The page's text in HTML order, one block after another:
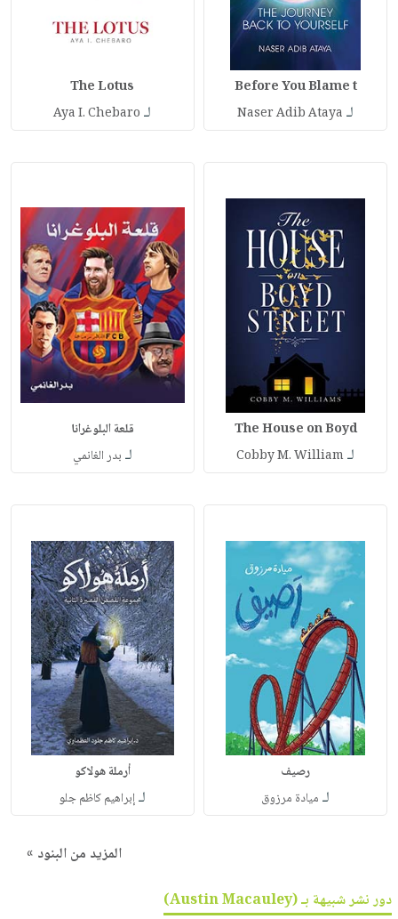
Before You Blame t
لـ Naser Adib Ataya
The Lotus
لـ Aya I. Chebaro
The House on Boyd
لـCobby M. William
قلعة البلوغرانا
لـ بدر الغانمي
رصيف
لـ ميادة مرزوق
أرملة هولاكو
لـإبراهيم كاظم جلو
المزيد من البنود »
دور نشر شبيهة بـ (Austin Macauley)